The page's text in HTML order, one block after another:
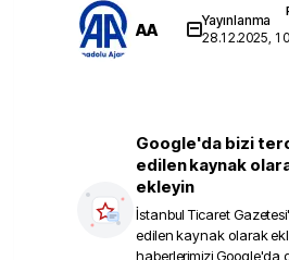
AA
Yayınlanma
28.12.2025,
Google'da bizi
edilen kaynak
ekleyin
İstanbul Ticaret Gazetesi
edilen kaynak olarak
haberlerimizi Google'da